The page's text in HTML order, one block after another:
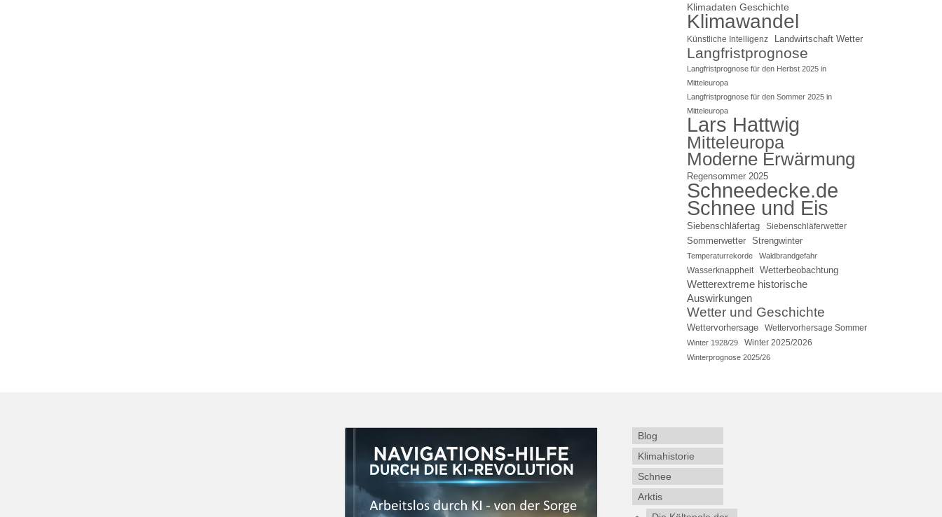
Klimadaten Geschichte
Klimawandel
Künstliche Intelligenz Landwirtschaft Wetter
Langfristprognose
Langfristprognose für den Herbst 2025 in
Mitteleuropa
Langfristprognose für den Sommer 2025 in
Mitteleuropa
Lars Hattwig
Mitteleuropa
Moderne Erwärmung
Regensommer 2025
Schneedecke.de
Schnee und Eis
Siebenschläfertag Siebenschläferwetter
Sommerwetter Strengwinter
Temperaturrekorde Waldbrandgefahr
Wasserknappheit Wetterbeobachtung
Wetterextreme historische
Auswirkungen
Wetter und Geschichte
Wettervorhersage Wettervorhersage Sommer
Winter 1928/29 Winter 2025/2026
Winterprognose 2025/26
Blog
Klimahistorie
Schnee
Arktis